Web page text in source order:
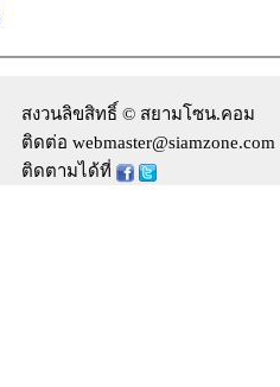
สงวนลิขสิทธิ์ © สยามโซน.คอม
ติดต่อ webmaster@siamzone.com
ติดตามได้ที่